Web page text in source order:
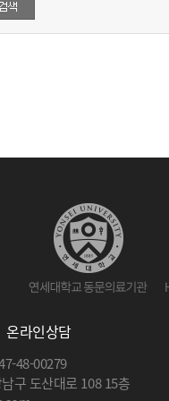
온라인상담
48-00279
구 도산대로 108 15층